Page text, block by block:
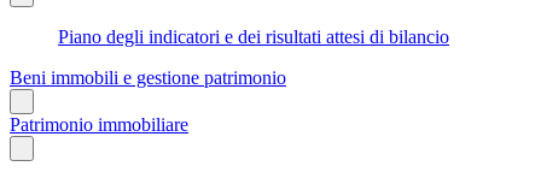
Piano degli indicatori e dei risultati attesi di bilancio
Beni immobili e gestione patrimonio
Patrimonio immobiliare